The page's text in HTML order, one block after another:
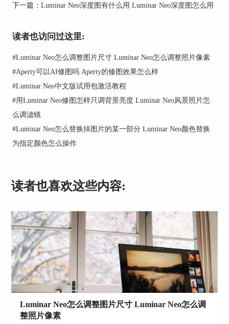
图1：遮罩功能
2、以AI蒙版功能为例，如图2所示，Luminar Neo
并成为遮罩范围。整个过程都由Luminar Neo通过
AI技术自动完成，我们要做的只是点击目标选项即
下一篇： Luminar Neo深度图有什么用 Luminar Neo深度图怎么用
读者也访问过这里:
#Luminar Neo怎么调整图片尺寸 Luminar Neo怎么调整照片像素
#Aperty可以AI修图吗 Aperty的修图效果怎么样
#Luminar Neo中文版试用包激活教程
#用Luminar Neo修图怎样只调背景亮度 Luminar Neo风景照片怎
么调滤镜
#Luminar Neo怎么替换掉图片的某一部分 Luminar Neo颜色替换
为指定颜色怎么操作
读者也喜欢这些内容:
Luminar Neo怎么调整图片尺寸 Luminar Neo怎么调
整照片像素